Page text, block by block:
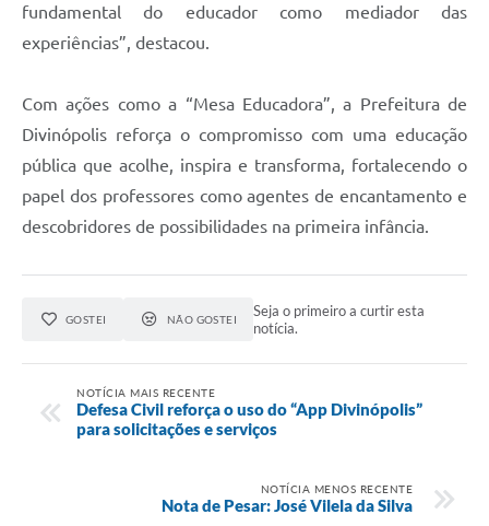
fundamental do educador como mediador das
experiências”, destacou.
Com ações como a “Mesa Educadora”, a Prefeitura de
Divinópolis reforça o compromisso com uma educação
pública que acolhe, inspira e transforma, fortalecendo o
papel dos professores como agentes de encantamento e
descobridores de possibilidades na primeira infância.
GOSTEI NÃO GOSTEI
Seja o primeiro a curtir esta
notícia.
NOTÍCIA MAIS RECENTE
Defesa Civil reforça o uso do “App Divinópolis”
para solicitações e serviços
NOTÍCIA MENOS RECENTE
Nota de Pesar: José Vilela da Silva